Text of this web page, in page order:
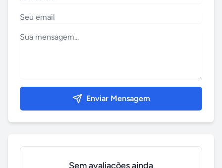
Enviar Mensagem
Sem avaliações ainda